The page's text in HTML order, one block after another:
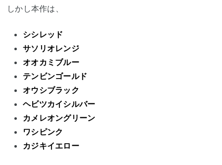
しかし本作は、
シシレッド
サソリオレンジ
オオカミブルー
テンビンゴールド
オウシブラック
ヘビツカイシルバー
カメレオングリーン
ワシピンク
カジキイエロー